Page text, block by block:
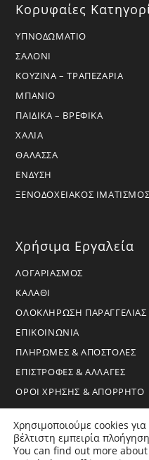
Κορυφαίες
ΥΠΝΟΔΩΜΑΤΙΟ
ΣΑΛΟΝΙ
ΚΟΥΖΙΝΑ – ΤΡΑΠΕΖΑΡΙΑ
ΜΠΑΝΙΟ
ΠΑΙΔΙΚΑ – ΒΡΕΦΙΚΑ
ΧΑΛΙΑ
ΘΑΛΑΣΣΑ
ΕΝΔΥΣΗ
ΞΕΝΟΔΟΧΕΙΑΚΟΣ ΙΜΑΤΙΣΜΟΣ
Χρήσιμα Εργαλεία
ΛΟΓΑΡΙΑΣΜΟΣ
ΚΑΛΑΘΙ
ΟΛΟΚΛΗΡΩΣΗ ΠΑΡΑΓΓΕΛΙΑΣ
ΕΠΙΚΟΙΝΩΝΙΑ
ΠΛΗΡΩΜΕΣ & ΑΠΟΣΤΟΛΕΣ
ΕΠΙΣΤΡΟΦΕΣ & ΑΛΛΑΓΕΣ
ΟΡΟΙ ΧΡΗΣΗΣ & ΑΠΟΡΡΗΤΟ
Χρησιμοποιούμε cookies
βέλτιστη εμπειρία
You can find out more